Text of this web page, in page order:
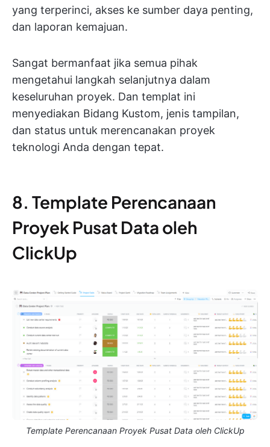
yang terperinci, akses ke sumber daya penting,
dan laporan kemajuan.
Sangat bermanfaat jika semua pihak
mengetahui langkah selanjutnya dalam
keseluruhan proyek. Dan templat ini
menyediakan Bidang Kustom, jenis tampilan,
dan status untuk merencanakan proyek
teknologi Anda dengan tepat.
8. Template Perencanaan
Proyek Pusat Data oleh
ClickUp
Template Perencanaan Proyek Pusat Data oleh ClickUp